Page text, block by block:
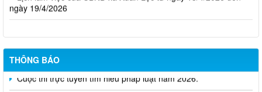
THÔNG BÁO
Cuộc thi trực tuyến tìm hiểu pháp luật năm 2026.